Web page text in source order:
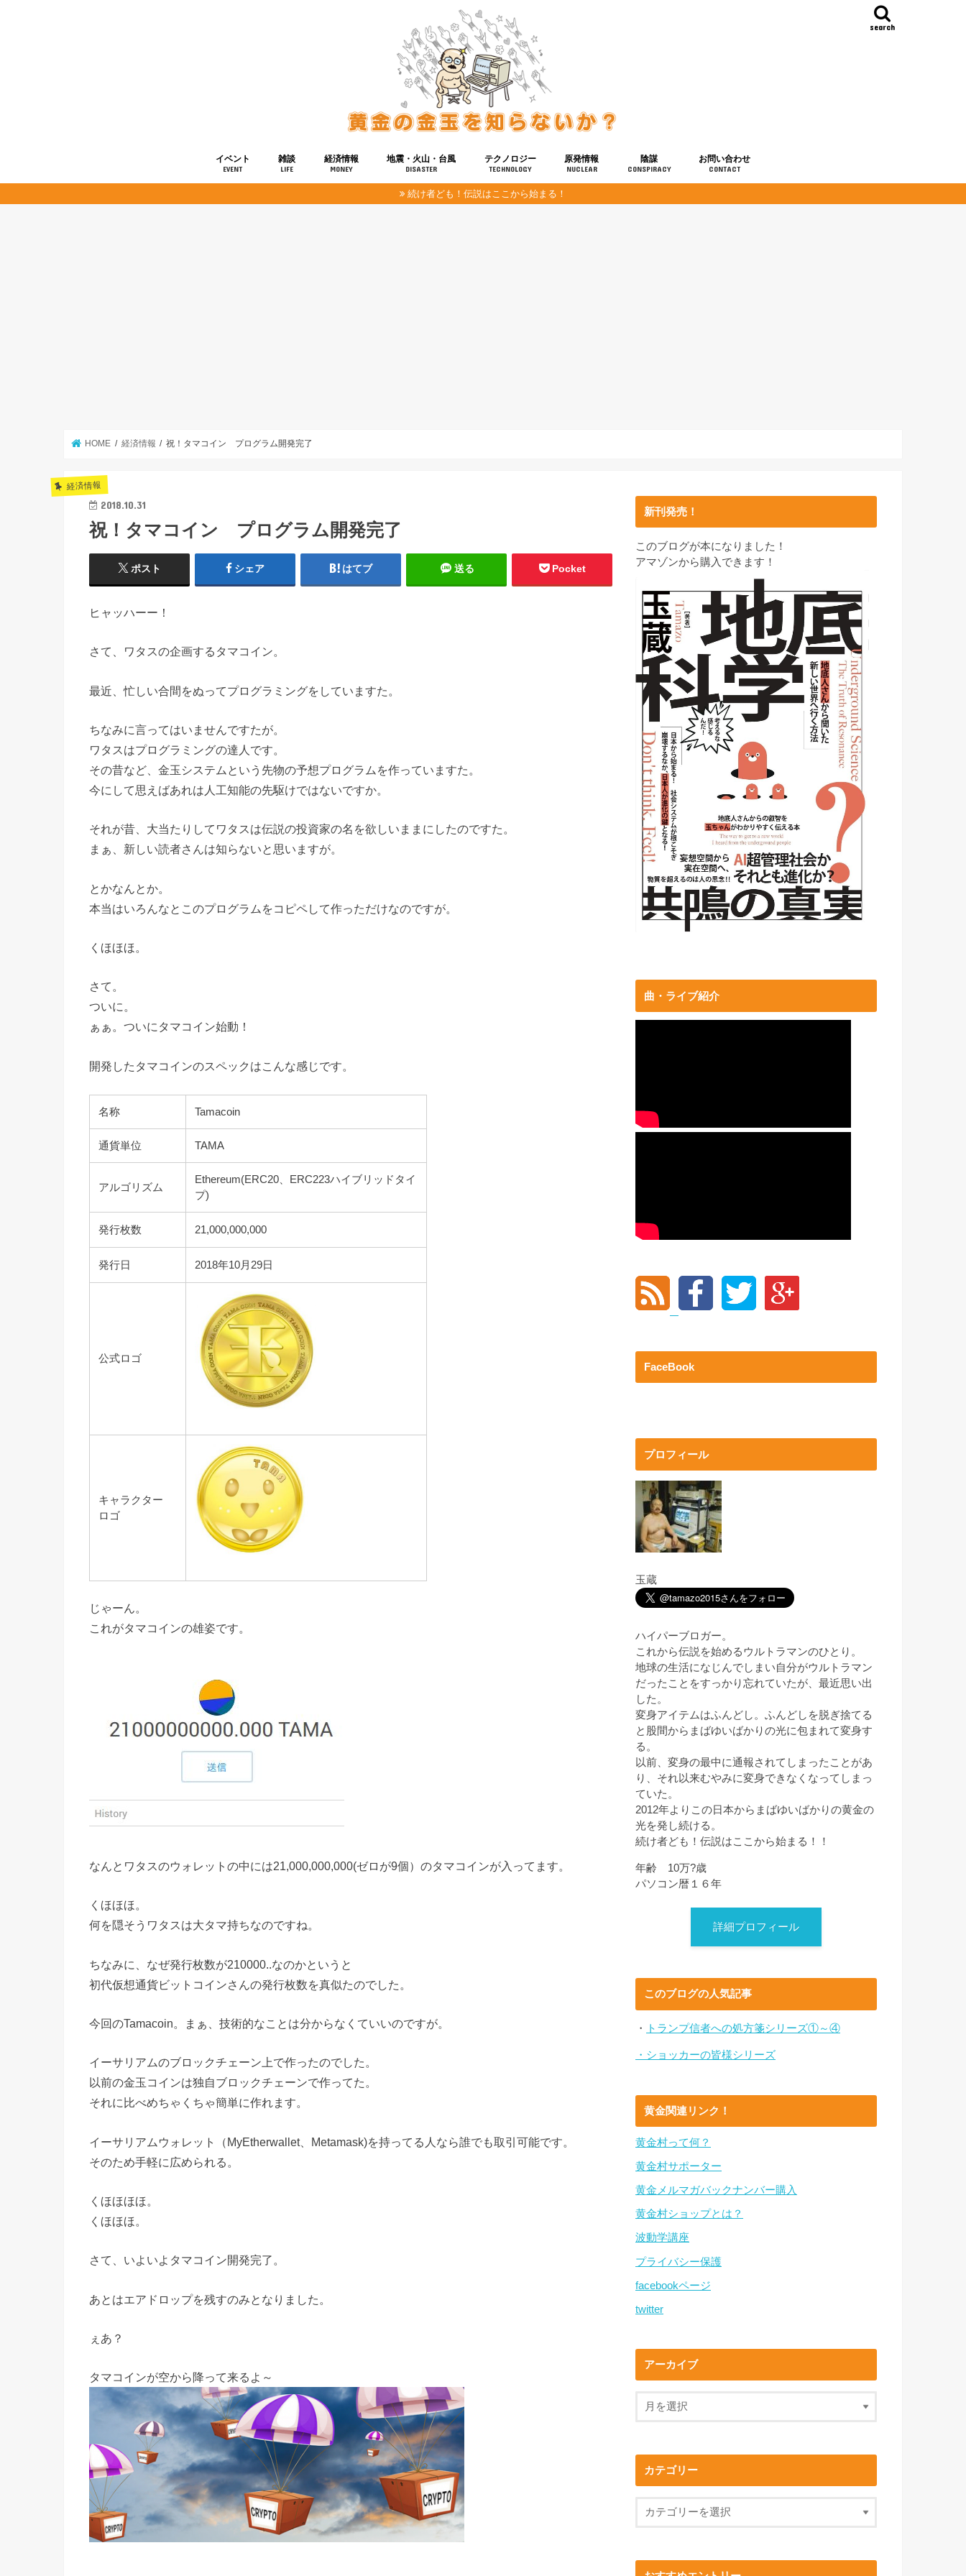
search
イベント
EVENT
雑談
LIFE
経済情報
MONEY
地震・火山・台風
DISASTER
テクノロジー
TECHNOLOGY
健康
宇宙
原発情報
NUCLEAR
陰謀
CONSPIRACY
お問い合わせ
CONTACT
続け者ども！伝説はここから始まる！
HOME 経済情報 祝！タマコイン プログラム開発完了
経済情報
2018.10.31
祝！タマコイン プログラム開発完了
ポスト シェア はてブ 送る Pocket
ヒャッハーー！
さて、ワタスの企画するタマコイン。
最近、忙しい合間をぬってプログラミングをしていますた。
ちなみに言ってはいませんですたが。
ワタスはプログラミングの達人です。
その昔など、金玉システムという先物の予想プログラムを作っていますた。
今にして思えばあれは人工知能の先駆けではないですか。
それが昔、大当たりしてワタスは伝説の投資家の名を欲しいままにしたのですた。
まぁ、新しい読者さんは知らないと思いますが。
とかなんとか。
本当はいろんなとこのプログラムをコピペして作っただけなのですが。
くほほほ。
さて。
ついに。
ぁぁ。ついにタマコイン始動！
開発したタマコインのスペックはこんな感じです。
名称 Tamacoin
通貨単位 TAMA
アルゴリズム
Ethereum(ERC20、ERC223ハイブリッドタイ
プ)
発行枚数 21,000,000,000
発行日 2018年10月29日
公式ロゴ
キャラクター
ロゴ
じゃーん。
これがタマコインの雄姿です。
なんとワタスのウォレットの中には21,000,000,000(ゼロが9個）のタマコインが入ってます。
くほほほ。
何を隠そうワタスは大タマ持ちなのですね。
ちなみに、なぜ発行枚数が210000..なのかというと
初代仮想通貨ビットコインさんの発行枚数を真似たのでした。
今回のTamacoin。まぁ、技術的なことは分からなくていいのですが。
イーサリアムのブロックチェーン上で作ったのでした。
以前の金玉コインは独自ブロックチェーンで作ってた。
それに比べめちゃくちゃ簡単に作れます。
イーサリアムウォレット（MyEtherwallet、Metamask)を持ってる人なら誰でも取引可能です。
そのため手軽に広められる。
くほほほほ。
くほほほ。
さて、いよいよタマコイン開発完了。
あとはエアドロップを残すのみとなりました。
ぇあ？
タマコインが空から降って来るよ～
新刊発売！
このブログが本になりました！
アマゾンから購入できます！
曲・ライブ紹介
FaceBook
プロフィール
玉蔵
ハイパーブロガー。
これから伝説を始めるウルトラマンのひとり。
地球の生活になじんでしまい自分がウルトラマン
だったことをすっかり忘れていたが、最近思い出
した。
変身アイテムはふんどし。ふんどしを脱ぎ捨てる
と股間からまばゆいばかりの光に包まれて変身す
る。
以前、変身の最中に通報されてしまったことがあ
り、それ以来むやみに変身できなくなってしまっ
ていた。
2012年よりこの日本からまばゆいばかりの黄金の
光を発し続ける。
続け者ども！伝説はここから始まる！！
年齢 10万?歳
パソコン暦１６年
詳細プロフィール
このブログの人気記事
・ トランプ信者への処方箋シリーズ①～④
・ショッカーの皆様シリーズ
黄金関連リンク！
黄金村って何？
黄金村サポーター
黄金メルマガバックナンバー購入
黄金村ショップとは？
波動学講座
プライバシー保護
facebookページ
twitter
アーカイブ
カテゴリー